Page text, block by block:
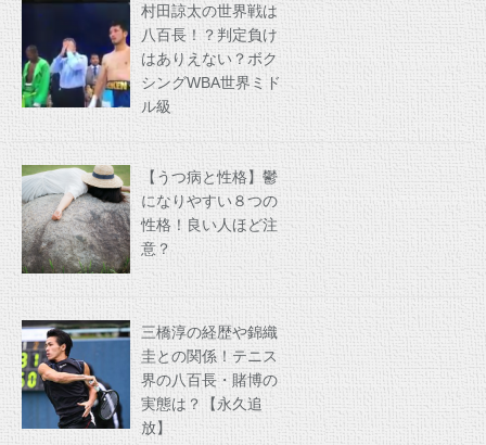
村田諒太の世界戦は
八百長！？判定負け
はありえない？ボク
シングWBA世界ミド
ル級
【うつ病と性格】鬱
になりやすい８つの
性格！良い人ほど注
意？
三橋淳の経歴や錦織
圭との関係！テニス
界の八百長・賭博の
実態は？【永久追
放】